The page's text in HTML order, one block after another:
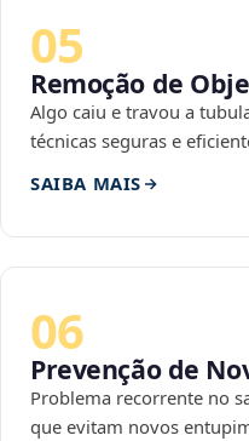
05
Remoção de
Algo caiu e travou a
técnicas seguras e
SAIBA MAIS
06
Prevenção de
Problema recorrente no
que evitam novos